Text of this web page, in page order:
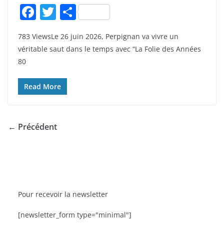
F
c
b
o
k
T
itt
P
ta
783 ViewsLe 26 juin 2026, Perpignan va vivre un
véritable saut dans le temps avec “La Folie des Années
80
Read More
← Précédent
Pour recevoir la newsletter
[newsletter_form type="minimal"]
La Fête de la Mer et des Pêcheurs à Canet-en-